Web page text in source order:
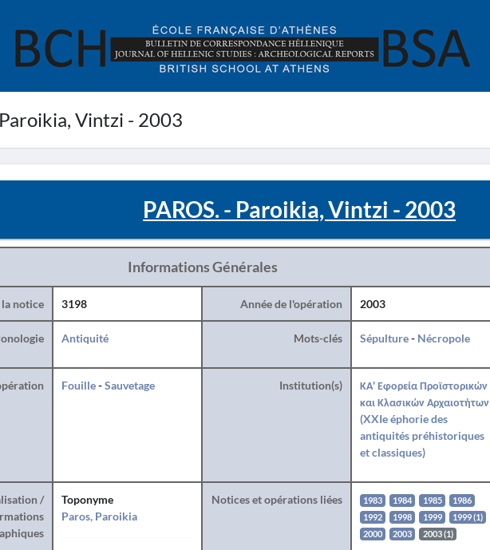
Paroikia, Vintzi - 2003
PAROS. - Paroikia, Vintzi - 2003
Informations Générales
notice 3198 Année de l'opération 2003
Antiquité Mots-clés Sépulture- Nécropole
Fouille-Sauvetage Institution(s)
ΚΑ' Εφορεία Προϊστορικών
και Κλασικών Αρχαιοτήτων
(XXIe éphorie des
antiquités préhistoriques
et classiques)
/
Toponyme
Paros, Paroikia
Notices et opérations liées 1983 1984 1985
1986
1992
1998 1999
1999 (1)
2000
2003 2003 (1)